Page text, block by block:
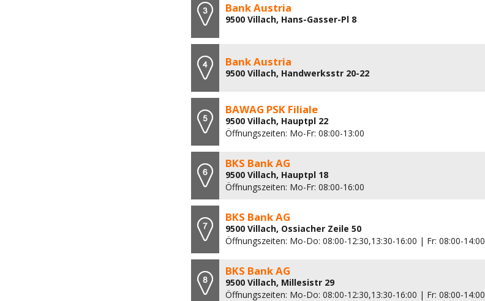
Bank Austria
9500 Villach, Hans-Gasser-Pl 8
Bank Austria
9500 Villach, Handwerksstr 20-22
BAWAG PSK Filiale
9500 Villach, Hauptpl 22
Öffnungszeiten: Mo-Fr: 08:00-13:00
BKS Bank AG
9500 Villach, Hauptpl 18
Öffnungszeiten: Mo-Fr: 08:00-16:00
BKS Bank AG
9500 Villach, Ossiacher Zeile 50
Öffnungszeiten: Mo-Do: 08:00-12:30,13:30-16:00 | Fr: 08:00-14:00
BKS Bank AG
9500 Villach, Millesistr 29
Öffnungszeiten: Mo-Do: 08:00-12:30,13:30-16:00 | Fr: 08:00-14:00